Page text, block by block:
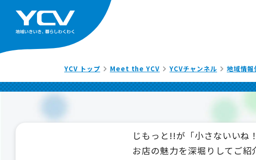
YCV トップ Meet the YCV YCVチャンネル 地域情
じもっと!!が「小さないいね
お店の魅力を深堀りしてご紹